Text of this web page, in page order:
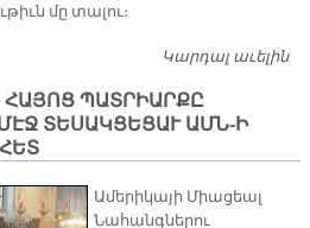
մը տալու։
Կարդալ աւելինՏ.
ՀԱՅՈՑ ՊԱՏՐԻԱՐՔԸ
ՏԵՍԱԿՑԵՑԱՒ ԱՄՆ-Ի
Ամերիկայի Միացեալ
Նահանգներու